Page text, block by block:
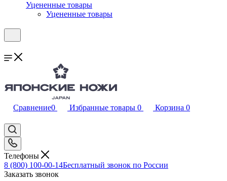
Уцененные товары
Уцененные товары
Сравнение0 Избранные товары 0 Корзина 0
Телефоны
8 (800) 100-00-14Бесплатный звонок по России
Заказать звонок